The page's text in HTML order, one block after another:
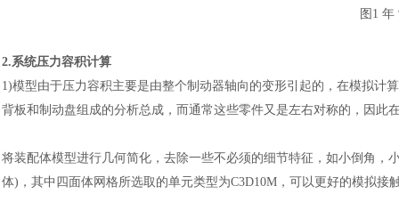
图 1 年
2.系统压力容积计算
1)模型由于压力容积主要是由整个制动器轴向的变形引起的，在模拟计
背板和制动盘组成的分析总成，而通常这些零件又是左右对称的，因此
将装配体模型进行几何简化，去除一些不必须的细节特征，如小倒角，
体)，其中四面体网格所选取的单元类型为C3D10M，可以更好的模拟接